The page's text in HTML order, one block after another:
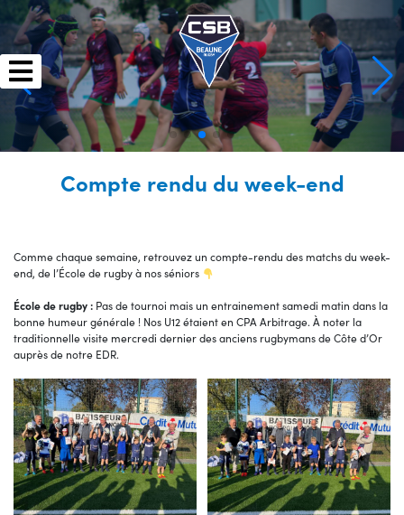
to
content
Compte rendu du week-end
Comme chaque semaine, retrouvez un compte-rendu des matchs du week-
end, de l’École de rugby à nos séniors
École de rugby : Pas de tournoi mais un entrainement samedi matin dans la
bonne humeur générale ! Nos U12 étaient en CPA Arbitrage. À noter la
traditionnelle visite mercredi dernier des anciens rugbymans de Côte d’Or
auprès de notre EDR.